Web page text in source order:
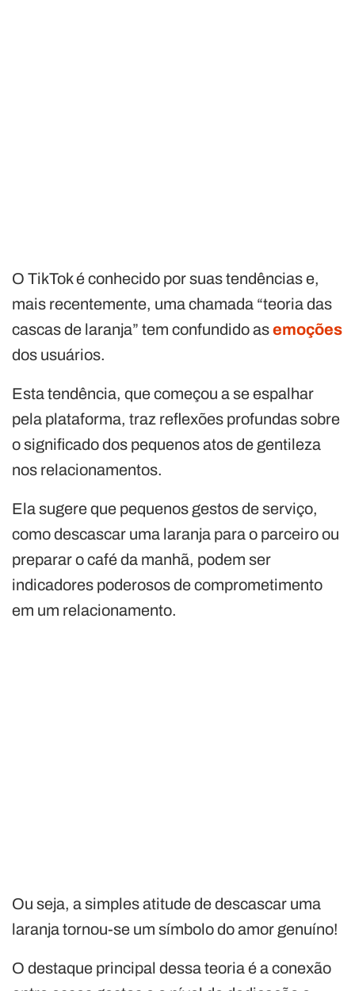
O TikTok é conhecido por suas tendências e,
mais recentemente, uma chamada “teoria das
cascas de laranja” tem confundido asemoções
dos usuários.
Esta tendência, que começou a se espalhar
pela plataforma, traz reflexões profundas sobre
o significado dos pequenos atos de gentileza
nos relacionamentos.
Ela sugere que pequenos gestos de serviço,
como descascar uma laranja para o parceiro ou
preparar o café da manhã, podem ser
indicadores poderosos de comprometimento
em um relacionamento.
Ou seja, a simples atitude de descascar uma
laranja tornou-se um símbolo do amor genuíno!
O destaque principal dessa teoria é a conexão